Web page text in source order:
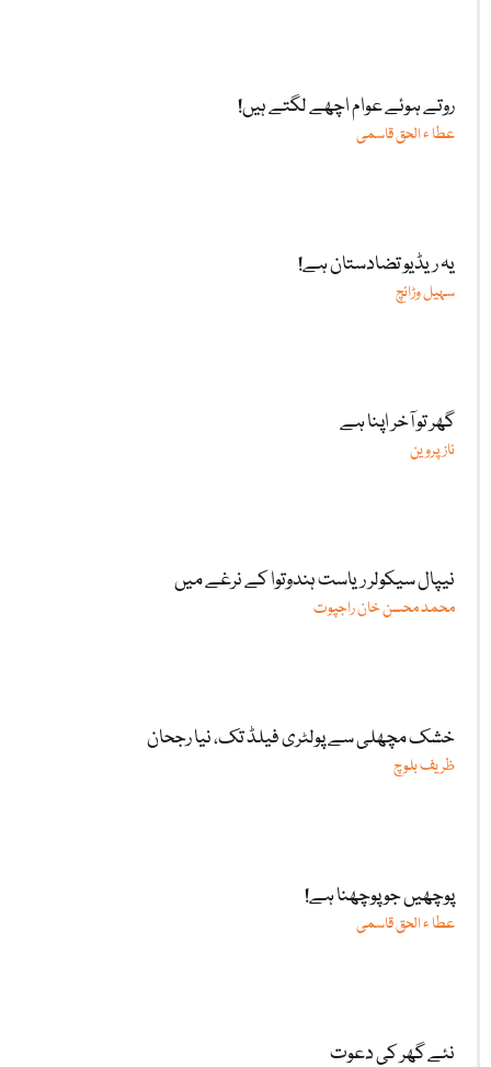
روتے ہوئے عوام اچھے لگتے ہیں!
عطا ء الحق قاسمی
یہ ریڈیو تضادستان ہے!
سہیل وڑائچ
گھر تو آخر اپنا ہے
ناز پروین
نیپال سیکولر ریاست ہندوتوا کے نرغے میں
محمد محسن خان راجپوت
خشک مچھلی سے پولٹری فیلڈ تک، نیا رجحان
ظریف بلوچ
پوچھیں جو پوچھنا ہے!
عطا ء الحق قاسمی
نئے گھر کی دعوت